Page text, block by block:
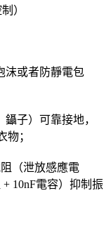
）
沫或者防靜電包
子）可靠接地，
物；
（泄放感應電
10nF電容）抑制振